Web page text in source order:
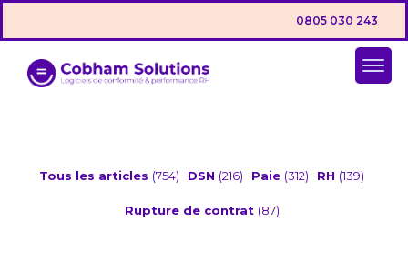
0805 030 243
Tous les articles (754) DSN (216) Paie (312) RH (139)
Rupture de contrat (87)